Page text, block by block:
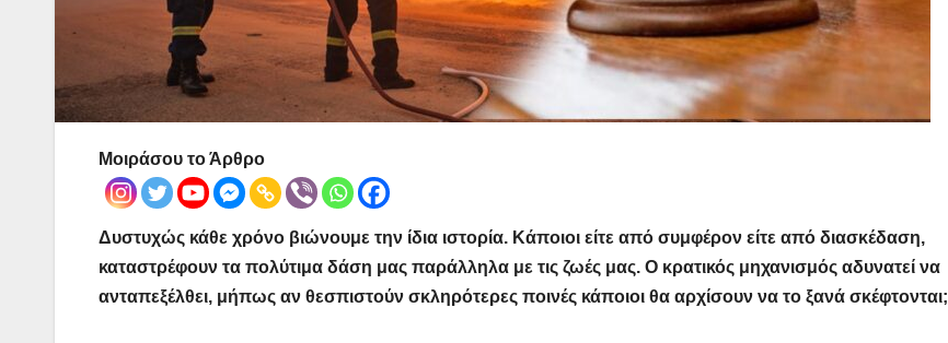
Μοιράσου το Άρθρο
Δυστυχώς κάθε χρόνο βιώνουμε την ίδια ιστορία. Κάποιοι είτε από συμφέρον είτε από διασκέδαση,
καταστρέφουν τα πολύτιμα δάση μας παράλληλα με τις ζωές μας. Ο κρατικός μηχανισμός αδυνατεί να
ανταπεξέλθει, μήπως αν θεσπιστούν σκληρότερες ποινές κάποιοι θα αρχίσουν να το ξανά σκέφτονται;